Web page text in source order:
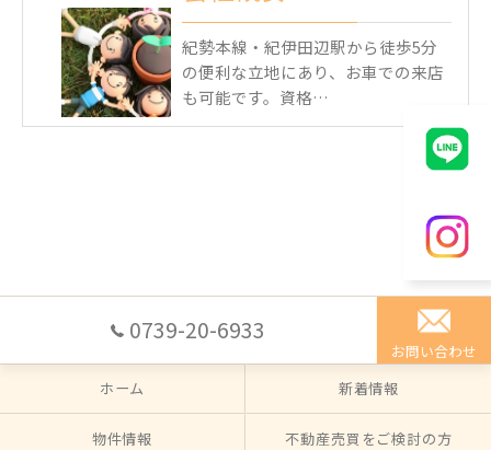
紀勢本線・紀伊田辺駅から徒歩5分
の便利な立地にあり、お車での来店
も可能です。資格…
0739-20-6933
お問い合わせ
ホーム
新着情報
物件情報 不動産売買をご検討の方